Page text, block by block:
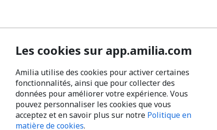
Les cookies sur app.amilia.com
Amilia utilise des cookies pour activer certaines
fonctionnalités, ainsi que pour collecter des
données pour améliorer votre expérience. Vous
pouvez personnaliser les cookies que vous
acceptez et en savoir plus sur notre Politique en
matière de cookies.